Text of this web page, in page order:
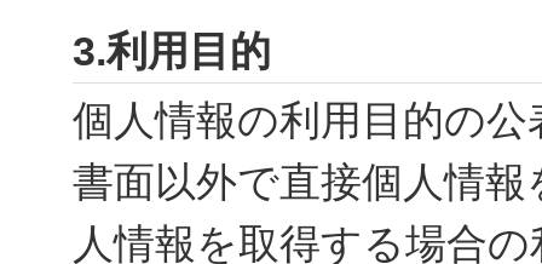
3.利用目的
個人情報の利用目的の
書面以外で直接個人情
人情報を取得する場合